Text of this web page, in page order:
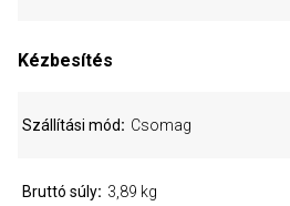
Kézbesítés
Szállítási mód Csomag
Bruttó súly 3,89 kg